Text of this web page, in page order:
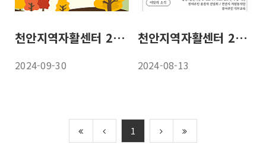
천안지역자활센터 24년 9월 소식지
2024-09-30
천안지역자활센터 24년 7월 소식지
2024-08-13
1